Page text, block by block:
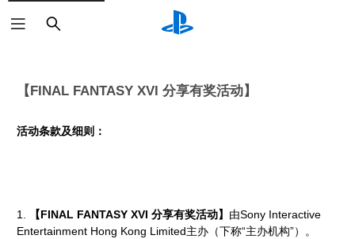
搜
索
【FINAL FANTASY XVI 分享有奖活动】
活动条款及细则：
1. 【FINAL FANTASY XVI 分享有奖活动】 由Sony Interactive
Entertainment Hong Kong Limited主办（下称“主办机构”）。